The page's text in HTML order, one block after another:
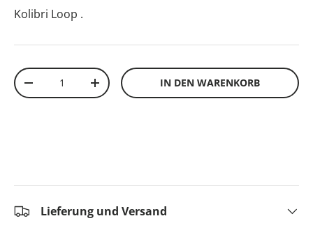
Kolibri Loop .
Anzahl
-
+ IN DEN WARENKORB
Lieferung und Versand